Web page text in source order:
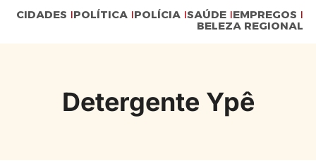
CIDADES POLÍTICA POLÍCIA SAÚDE EMPREGOS
BELEZA REGIONAL
Detergente Ypê